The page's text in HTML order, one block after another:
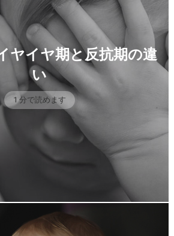
ヤイヤ期と反抗期の違
い
1 分で読めます